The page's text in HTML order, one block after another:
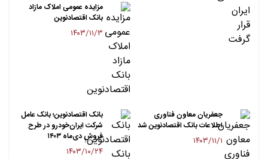
مزایده عمومی املاک مازاد
بانک اقتصادنوین
۱۴۰۳/۱۱/۳
جعفریان معاون فناوری
اطلاعات بانک اقتصادنوین شد
۱۴۰۳/۱۱/۱
بانک اقتصادنوین؛ بانک عامل
شرکت ایران‌خودرو در طرح
فروش دی‌ماه ۱۴۰۳
۱۴۰۳/۱۰/۲۴